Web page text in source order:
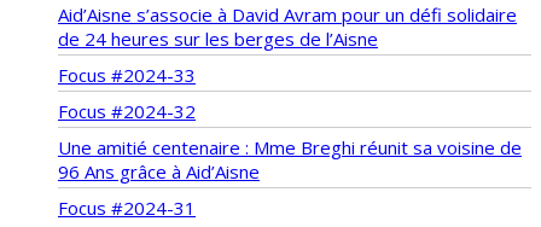
Aid’Aisne s’associe à David Avram pour un défi solidaire
de 24 heures sur les berges de l’Aisne
Focus #2024-33
Focus #2024-32
Une amitié centenaire : Mme Breghi réunit sa voisine de
96 Ans grâce à Aid’Aisne
Focus #2024-31